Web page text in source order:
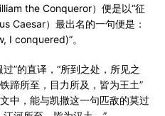
the Conqueror）便是以“征
Caesar）最出名的一句便是：
I conquered)”。
”的直译，“所到之处，所见之
蹄所至，目力所及，皆为王土”
中，能与凯撒这一句匹敌的莫过